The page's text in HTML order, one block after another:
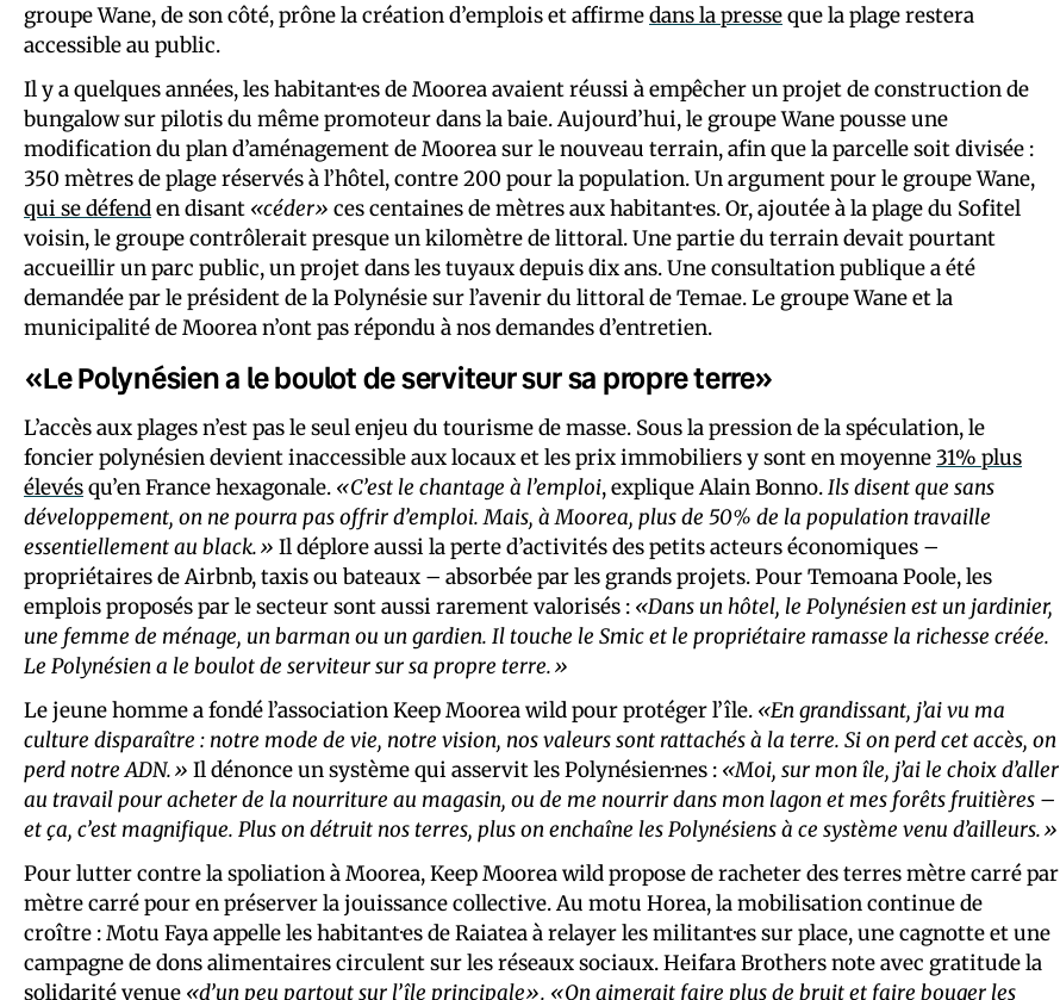
groupe Wane, de son côté, prône la création d’emplois et affirmedans la presseque la plage restera
accessible au public.
Il y a quelques années, les habitant·es de Moorea avaient réussi à empêcher un projet de construction de
bungalow sur pilotis du même promoteur dans la baie. Aujourd’hui, le groupe Wane pousse une
modification du plan d’aménagement de Moorea sur le nouveau terrain, afin que la parcelle soit divisée :
350 mètres de plage réservés à l’hôtel, contre 200 pour la population. Un argument pour le groupe Wane,
qui se défenden disant «céder» ces centaines de mètres aux habitant·es. Or, ajoutée à la plage du Sofitel
voisin, le groupe contrôlerait presque un kilomètre de littoral. Une partie du terrain devait pourtant
accueillir un parc public, un projet dans les tuyaux depuis dix ans. Une consultation publique a été
demandée par le président de la Polynésie sur l’avenir du littoral de Temae. Le groupe Wane et la
municipalité de Moorea n’ont pas répondu à nos demandes d’entretien.
«Le Polynésien a le boulot de serviteur sur sa propre terre»
L’accès aux plages n’est pas le seul enjeu du tourisme de masse. Sous la pression de la spéculation, le
foncier polynésien devient inaccessible aux locaux et les prix immobiliers y sont en moyenne31% plus
élevésqu’en France hexagonale. «C’est le chantage à l’emploi, explique Alain Bonno.Ils disent que sans
développement, on ne pourra pas offrir d’emploi. Mais, à Moorea, plus de 50% de la population travaille
essentiellement au black.» Il déplore aussi la perte d’activités des petits acteurs économiques –
propriétaires de Airbnb, taxis ou bateaux – absorbée par les grands projets. Pour Temoana Poole, les
emplois proposés par le secteur sont aussi rarement valorisés : «Dans un hôtel, le Polynésien est un jardinier,
une femme de ménage, un barman ou un gardien. Il touche le Smic et le propriétaire ramasse la richesse créée.
Le Polynésien a le boulot de serviteur sur sa propre terre.»
Le jeune homme a fondé l’association Keep Moorea wild pour protéger l’île. «En grandissant, j’ai vu ma
culture disparaître : notre mode de vie, notre vision, nos valeurs sont rattachés à la terre. Si on perd cet accès, on
perd notre ADN.» Il dénonce un système qui asservit les Polynésien·nes : «Moi, sur mon île, j’ai le choix d’aller
au travail pour acheter de la nourriture au magasin, ou de me nourrir dans mon lagon et mes forêts fruitières –
et ça, c’est magnifique. Plus on détruit nos terres, plus on enchaîne les Polynésiens à ce système venu d’ailleurs.»
Pour lutter contre la spoliation à Moorea, Keep Moorea wild propose de racheter des terres mètre carré par
mètre carré pour en préserver la jouissance collective. Au motu Horea, la mobilisation continue de
croître : Motu Faya appelle les habitant·es de Raiatea à relayer les militant·es sur place, une cagnotte et une
campagne de dons alimentaires circulent sur les réseaux sociaux. Heifara Brothers note avec gratitude la
solidarité venue «d’un peu partout sur l’île principale». «On aimerait faire plus de bruit et faire bouger les